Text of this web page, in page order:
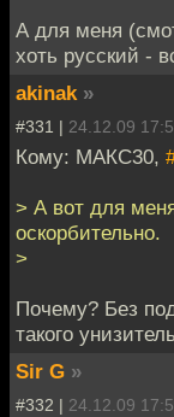
А для меня
хоть русский -
akinak »
#331 | 24.12.09
Кому: МАКС30,
> А вот для
оскорбительно.
>
Почему? Без
такого
Sir G »
#332 | 24.12.09